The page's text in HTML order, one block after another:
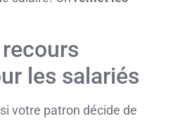
les salariés
votre patron décide de